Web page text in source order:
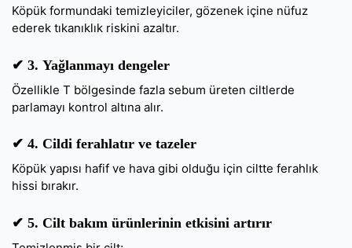
Köpük formundaki temizleyiciler, gözenek içine nüfuz
ederek tıkanıklık riskini azaltır.
✔ 3. Yağlanmayı dengeler
Özellikle T bölgesinde fazla sebum üreten ciltlerde
parlamayı kontrol altına alır.
✔ 4. Cildi ferahlatır ve tazeler
Köpük yapısı hafif ve hava gibi olduğu için ciltte ferahlık
hissi bırakır.
✔ 5. Cilt bakım ürünlerinin etkisini artırır